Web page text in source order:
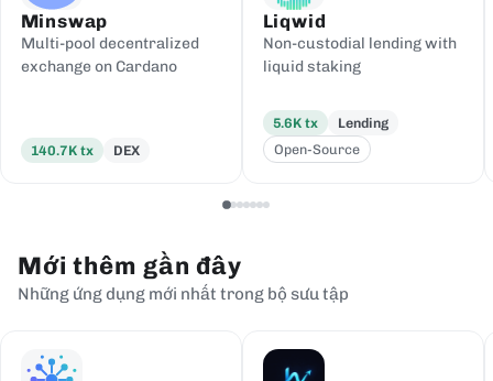
Minswap
Multi-pool decentralized
exchange on Cardano
140.7K tx DEX
Liqwid
Non-custodial lending with
liquid staking
5.6K tx
Lending
Open-Source
Mới thêm gần đây
Những ứng dụng mới nhất trong bộ sưu tập